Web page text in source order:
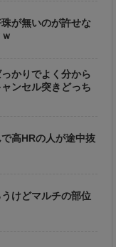
が無いのが許せな
かりでよく分から
ンセル突きどっち
高HRの人が途中抜
けどマルチの部位